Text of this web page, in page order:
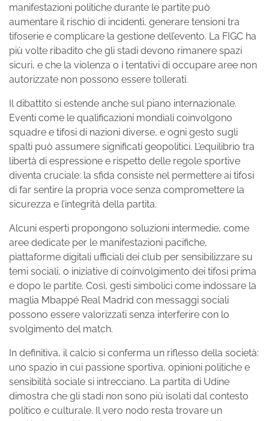
manifestazioni politiche durante le partite può
aumentare il rischio di incidenti, generare tensioni tra
tifoserie e complicare la gestione dell’evento. La FIGC ha
più volte ribadito che gli stadi devono rimanere spazi
sicuri, e che la violenza o i tentativi di occupare aree non
autorizzate non possono essere tollerati.
Il dibattito si estende anche sul piano internazionale.
Eventi come le qualificazioni mondiali coinvolgono
squadre e tifosi di nazioni diverse, e ogni gesto sugli
spalti può assumere significati geopolitici. L’equilibrio tra
libertà di espressione e rispetto delle regole sportive
diventa cruciale: la sfida consiste nel permettere ai tifosi
di far sentire la propria voce senza compromettere la
sicurezza e l’integrità della partita.
Alcuni esperti propongono soluzioni intermedie, come
aree dedicate per le manifestazioni pacifiche,
piattaforme digitali ufficiali dei club per sensibilizzare su
temi sociali, o iniziative di coinvolgimento dei tifosi prima
e dopo le partite. Così, gesti simbolici come indossare la
maglia Mbappé Real Madrid con messaggi sociali
possono essere valorizzati senza interferire con lo
svolgimento del match.
In definitiva, il calcio si conferma un riflesso della società:
uno spazio in cui passione sportiva, opinioni politiche e
sensibilità sociale si intrecciano. La partita di Udine
dimostra che gli stadi non sono più isolati dal contesto
politico e culturale. Il vero nodo resta trovare un